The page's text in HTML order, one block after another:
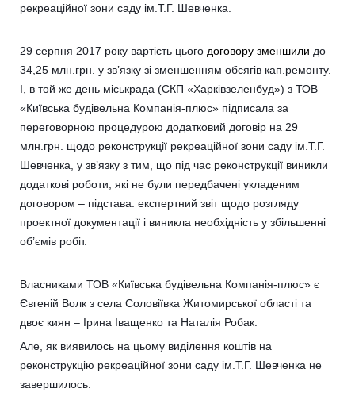
рекреаційної зони саду ім.Т.Г. Шевченка.
29 серпня 2017 року вартість цього договору зменшили до
34,25 млн.грн. у зв’язку зі зменшенням обсягів кап.ремонту.
І, в той же день міськрада (СКП «Харківзеленбуд») з ТОВ
«Київська будівельна Компанія-плюс» підписала за
переговорною процедурою додатковий договір на 29
млн.грн. щодо реконструкції рекреаційної зони саду ім.Т.Г.
Шевченка, у зв’язку з тим, що під час реконструкції виникли
додаткові роботи, які не були передбачені укладеним
договором – підстава: експертний звіт щодо розгляду
проектної документації і виникла необхідність у збільшенні
об’ємів робіт.
Власниками ТОВ «Київська будівельна Компанія-плюс» є
Євгеній Волк з села Соловіївка Житомирської області та
двоє киян – Ірина Іващенко та Наталія Робак.
Але, як виявилось на цьому виділення коштів на
реконструкцію рекреаційної зони саду ім.Т.Г. Шевченка не
завершилось.